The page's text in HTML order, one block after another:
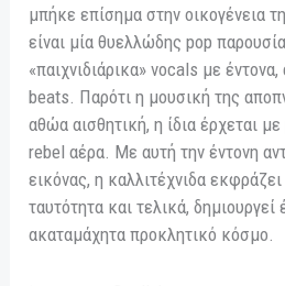
μπήκε επίσημα στην οικογένεια
είναι μία θυελλώδης pop
«παιχνιδιάρικα» vocals με
beats. Παρότι η μουσική της
αθώα αισθητική, η ίδια έρχεται
rebel αέρα. Με αυτή την έντονη
εικόνας, η καλλιτέχνιδα
ταυτότητα και τελικά, δημιουργεί
ακαταμάχητα προκλητικό κόσμο.